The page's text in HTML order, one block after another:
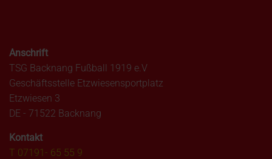
Anschrift
TSG Backnang Fußball 1919 e.V
Geschäftsstelle Etzwiesensportplatz
Etzwiesen 3
DE - 71522 Backnang
Kontakt
T 07191- 65 55 9